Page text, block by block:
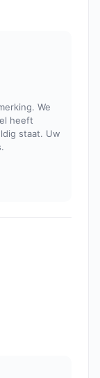
We
heeft
staat. Uw